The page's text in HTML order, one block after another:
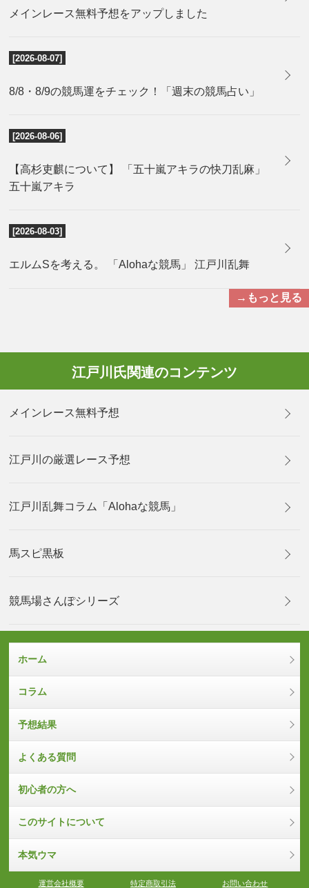
メインレース無料予想をアップしました
[2026-08-07]
8/8・8/9の競馬運をチェック！「週末の競馬占い」
[2026-08-06]
【高杉吏麒について】 「五十嵐アキラの快刀乱麻」
五十嵐アキラ
[2026-08-03]
エルムSを考える。 「Alohaな競馬」 江戸川乱舞
→もっと見る
江戸川氏関連のコンテンツ
メインレース無料予想
江戸川の厳選レース予想
江戸川乱舞コラム「Alohaな競馬」
馬スピ黒板
競馬場さんぽシリーズ
ホーム
コラム
予想結果
よくある質問
初心者の方へ
このサイトについて
本気ウマ
運営会社概要 特定商取引法 お問い合わせ